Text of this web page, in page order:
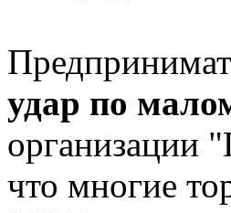
удар по
организации
что многие